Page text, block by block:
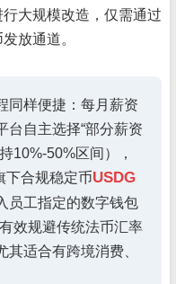
大规模改造，仅需通过
放通道。
同样便捷：每月薪资
台自主选择“部分薪资
10%-50%区间），
下合规稳定币USDG
员工指定的数字钱包
效规避传统法币汇率
适合有跨境消费、